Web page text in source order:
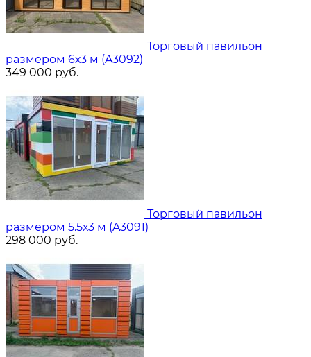
Торговый павильон
размером 6х3 м (A3092)
349 000 руб.
Торговый павильон
размером 5.5х3 м (A3091)
298 000 руб.